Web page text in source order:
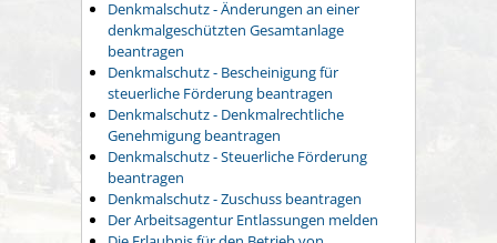
Denkmalschutz - Änderungen an einer
denkmalgeschützten Gesamtanlage
beantragen
Denkmalschutz - Bescheinigung für
steuerliche Förderung beantragen
Denkmalschutz - Denkmalrechtliche
Genehmigung beantragen
Denkmalschutz - Steuerliche Förderung
beantragen
Denkmalschutz - Zuschuss beantragen
Der Arbeitsagentur Entlassungen melden